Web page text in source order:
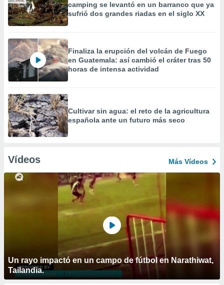
camping se levantó en un barranco que ya
sufrió dos grandes riadas en el siglo XX
Finaliza la erupción del volcán de Fuego
en Guatemala: así cambió el cráter tras 50
horas de intensa actividad
Cultivar sin agua: el reto de la agricultura
española ante un futuro más seco
Vídeos Más Vídeos
Un rayo impactó en un campo de fútbol en Narathiwat,
Tailandia.